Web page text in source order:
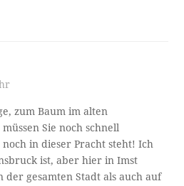
zum Baum im alten
Sie noch schnell
in dieser Pracht steht! Ich
ist, aber hier in Imst
gesamten Stadt als auch auf